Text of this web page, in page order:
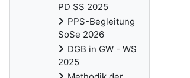
PD SS 2025
PPS-Begleitung
SoSe 2026
DGB in GW - WS
2025